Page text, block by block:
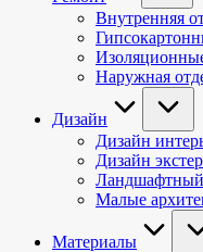
Внутренняя
Наружная
Дизайн
Дизайн
Дизайн
Ландшафтный
Малые
Материалы